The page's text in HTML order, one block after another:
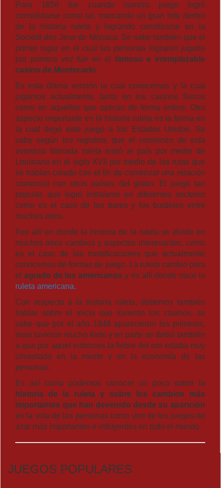
Para 1856 fue cuando nuestro juego logró
consolidarse como tal, marcando un gran hito dentro
de la historia ruleta y logrando constituirse en la
Societé des Jeux de Mónaco. Se sabe también que el
primer lugar en el cual las personas lograron jugarlo
por primera vez fue en el famoso e irremplazable
casino de Montecarlo.
Es esta última versión la cual conocemos y la cual
jugamos actualmente, tanto en los casinos físicos
como en aquellos que operan de forma online. Otro
aspecto importante en la historia ruleta es la forma en
la cual llegó este juego a los Estados Unidos. Se
sabe según los registros que el comienzo de esta
aventura llamada ruleta entró al país por medio de
Louisiana en el siglo XVII por medio de las rutas que
se habían creado con el fin de comenzar una relación
comercial con otros países del globo. El juego tan
popular, que logró instalarse en diferentes sectores
como es el caso de los bares y los burdeles entre
muchos otros.
Fue allí en donde la historia de la ruleta se divide en
muchos otros cambios y aspectos interesantes, como
es el caso de las modificaciones que actualmente
conocemos de formas de juego. La ruleta cambió para
el agrado de los americanos y es allí donde nace la
ruleta americana.
Con respecto a la historia ruleta, debemos también
hablar sobre el inicio que tuvieron los casinos, se
sabe que por el año 1848 aparecieron los primeros,
esos tuvieron mucho éxito y en parte se debió también
a que por aquel entonces la fiebre del oro estaba muy
cimentada en la mente y en la economía de las
personas.
Es así como podemos conocer un poco sobre la
historia de la ruleta y sobre los cambios más
importantes que han devenido desde su aparición
en la vida de las personas como uno de los juegos de
azar más importantes e influyentes en todo el mundo.
JUEGOS POPULARES